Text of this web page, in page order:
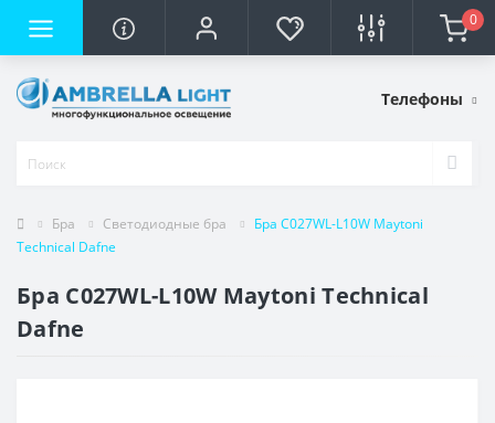
0
Телефоны
Бра Светодиодные бра
Бра C027WL-L10W Maytoni
Technical Dafne
Бра C027WL-L10W Maytoni Technical
Dafne